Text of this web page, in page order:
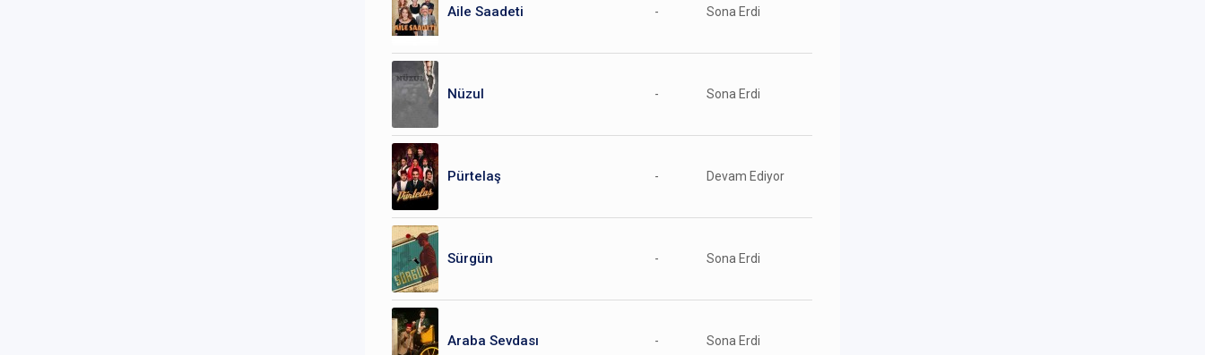
Aile Saadeti - Sona Erdi
Nüzul - Sona Erdi
Pürtelaş - Devam Ediyor
Sürgün - Sona Erdi
Araba Sevdası - Sona Erdi